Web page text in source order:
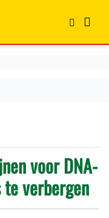
voor DNA-
verbergen